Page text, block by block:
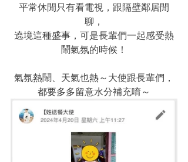
平常休閒只有看電視，跟隔壁鄰居閒
聊，
遶境這種盛事，可是長輩們一起感受熱
鬧氣氛的時候！
氣氛熱鬧、天氣也熱～大使跟長輩們，
都要多多留意水分補充唷～